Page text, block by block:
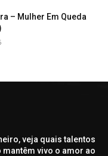
– Mulher Em Queda
veja quais talentos
mantêm vivo o amor ao